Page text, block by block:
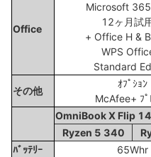
Office
Microsoft
12ヶ月試
+ Office H &
WPS
Standard
その他
ｵﾌﾟｼｮﾝ
McAfee+ ﾌﾟ
OmniBook X Flip
Ryzen 5 340
ﾊﾞｯﾃﾘｰ
65Whr